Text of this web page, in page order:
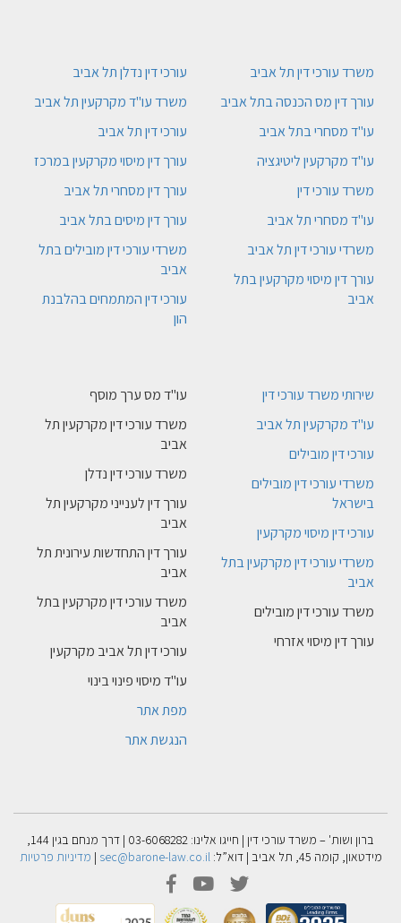
משרד עורכי דין תל אביב
עורך דין מס הכנסה בתל אביב
עו"ד מסחרי בתל אביב
עו"ד מקרקעין ליטיגציה
משרד עורכי דין
עו"ד מסחרי תל אביב
משרדי עורכי דין תל אביב
עורך דין מיסוי מקרקעין בתל
אביב
עורכי דין נדלן תל אביב
משרד עו"ד מקרקעין תל אביב
עורכי דין תל אביב
עורך דין מיסוי מקרקעין במרכז
עורך דין מסחרי תל אביב
עורך דין מיסים בתל אביב
משרדי עורכי דין מובילים בתל
אביב
עורכי דין המתמחים בהלבנת
הון
שירותי משרד עורכי דין
עו"ד מקרקעין תל אביב
עורכי דין מובילים
משרדי עורכי דין מובילים
בישראל
עורכי דין מיסוי מקרקעין
משרדי עורכי דין מקרקעין בתל
אביב
משרד עורכי דין מובילים
עורך דין מיסוי אזרחי
עו"ד מס ערך מוסף
משרד עורכי דין מקרקעין תל
אביב
משרד עורכי דין נדלן
עורך דין לענייני מקרקעין תל
אביב
עורך דין התחדשות עירונית תל
אביב
משרד עורכי דין מקרקעין בתל
אביב
עורכי דין תל אביב מקרקעין
עו"ד מיסוי פינוי בינוי
מפת אתר
הנגשת אתר
ברון ושות' – משרד עורכי דין | חייגו אלינו: 03-6068282 | דרך מנחם בגין 144,
מידטאון, קומה 45, תל אביב | דוא”ל:
sec@barone-law.co.il
| מדיניות פרטיות
twitter
youtube